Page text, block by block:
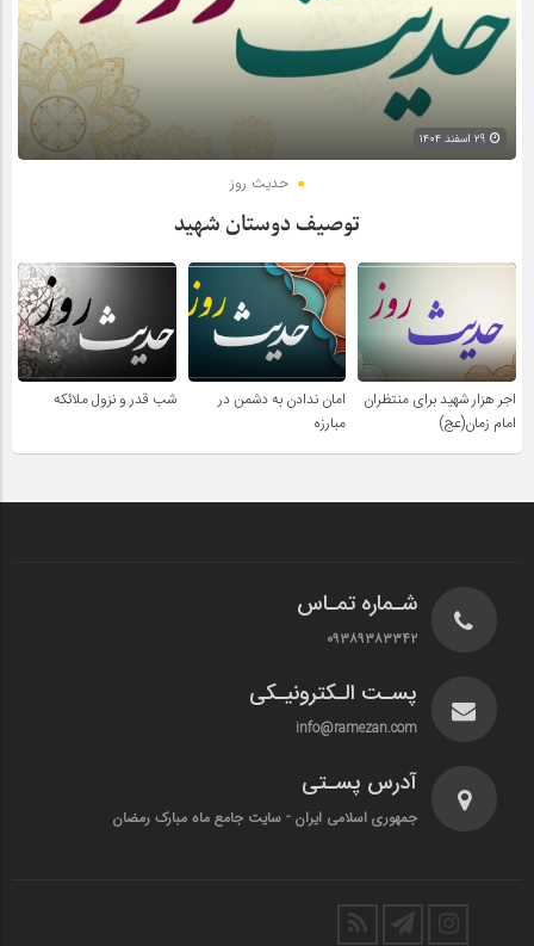
حدیث روز
توصیف دوستان شهید
اجر هزار شهید برای منتظران
امام زمان(عج)
امان ندادن به دشمن در
مبارزه
شب قدر و نزول ملائکه
شـماره تمـاس
۰۹۳۸۹۳۸۳۳۴۲
پسـت الـکترونیـکی
info@ramezan.com
آدرس پسـتی
جمهوری اسلامی ایران - سایت جامع ماه مبارک رمضان